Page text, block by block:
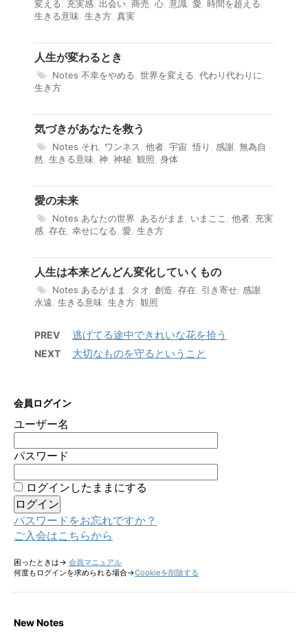
変える 充実感 出会い 商売 心 意識 愛 時間を超える
生きる意味 生き方 真実
人生が変わるとき
Notes 不幸をやめる 世界を変える 代わり代わりに
生き方
気づきがあなたを救う
Notes それ ワンネス 他者 宇宙 悟り 感謝 無為自
然 生きる意味 神 神秘 観照 身体
愛の未来
Notes あなたの世界 あるがまま いまここ 他者 充実
感 存在 幸せになる 愛 生き方
人生は本来どんどん変化していくもの
Notes あるがまま タオ 創造 存在 引き寄せ 感謝
永遠 生きる意味 生き方 観照
PREV 逃げてる途中できれいな花を拾う
NEXT 大切なものを守るということ
会員ログイン
ユーザー名
パスワード
ログインしたままにする
パスワードをお忘れですか？
ご入会はこちらから
困ったときは→ 会員マニュアル
何度もログインを求められる場合→Cookieを削除する
New Notes